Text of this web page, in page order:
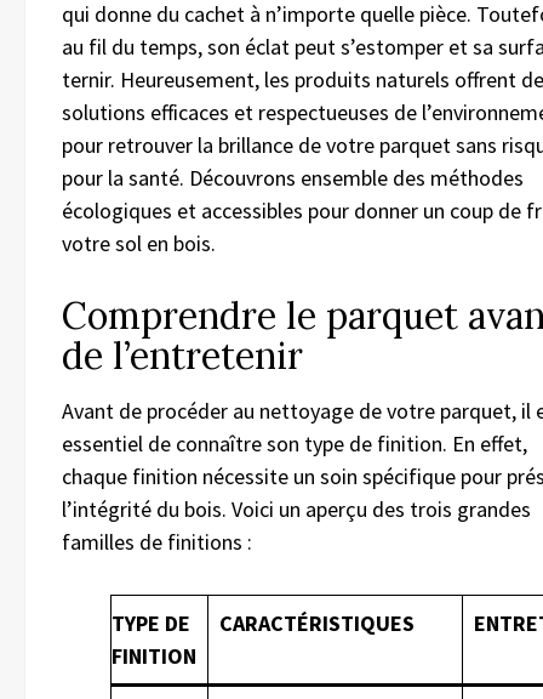
qui donne du cachet à n’importe quelle pièce.
au fil du temps, son éclat peut s’estomper et sa
ternir. Heureusement, les produits naturels offrent
solutions efficaces et respectueuses de
pour retrouver la brillance de votre parquet sans
pour la santé. Découvrons ensemble des méthodes
écologiques et accessibles pour donner un coup de
votre sol en bois.
Comprendre le parquet
de l’entretenir
Avant de procéder au nettoyage de votre parquet, il
essentiel de connaître son type de finition. En effet,
chaque finition nécessite un soin spécifique pour
l’intégrité du bois. Voici un aperçu des trois grandes
familles de finitions :
TYPE DE
FINITION
CARACTÉRISTIQUES